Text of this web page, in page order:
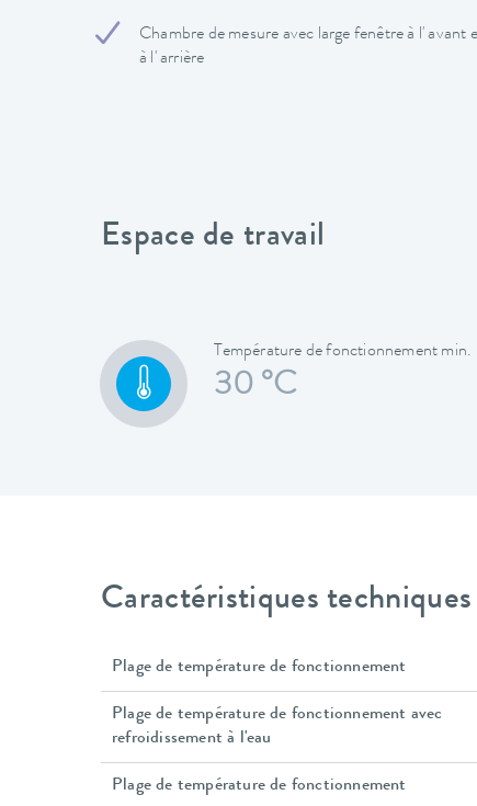
Chambre de mesure avec large fenêtre à l' avant
à l' arrière
Espace de travail
Température de fonctionnement min.
30 °C
Caractéristiques
Plage de température de fonctionnement
Plage de température de fonctionnement avec
refroidissement à l'eau
Plage de température de fonctionnement